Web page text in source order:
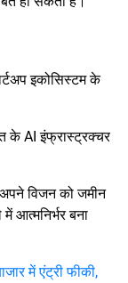
इकोसिस्टम के
के AI इंफ्रास्ट्रक्चर
विजन को जमीन
आत्मनिर्भर बना
में एंट्री फीकी,